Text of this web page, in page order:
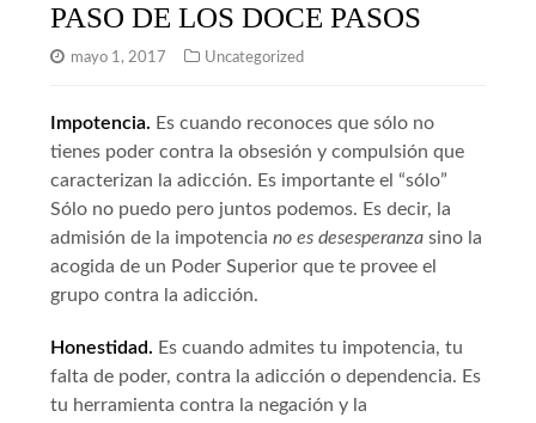
PASO DE LOS DOCE PASOS
mayo 1, 2017 Uncategorized
Impotencia. Es cuando reconoces que sólo no
tienes poder contra la obsesión y compulsión que
caracterizan la adicción. Es importante el “sólo”
Sólo no puedo pero juntos podemos. Es decir, la
admisión de la impotenciano es desesperanza sino la
acogida de un Poder Superior que te provee el
grupo contra la adicción.
Honestidad. Es cuando admites tu impotencia, tu
falta de poder, contra la adicción o dependencia. Es
tu herramienta contra la negación y la